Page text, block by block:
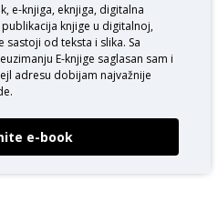
e-knjiga, eknjiga, digitalna
knjige u digitalnoj,
od teksta i slika. Sa
E-knjige saglasan sam i
adresu dobijam najvažnije
e-book